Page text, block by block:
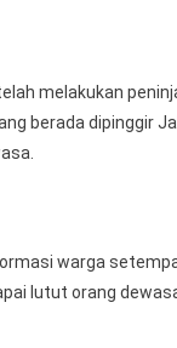
melakukan
berada dipinggir
warga
lutut orang